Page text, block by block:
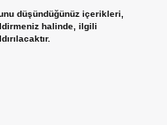
düşündüğünüz içerikleri,
halinde, ilgili